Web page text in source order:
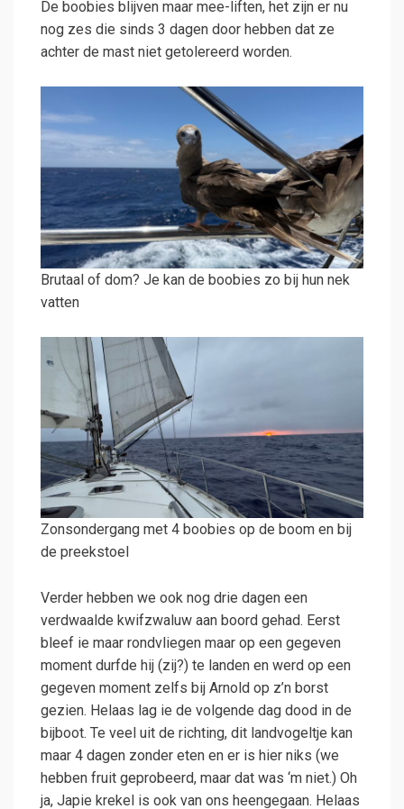
De boobies blijven maar mee-liften, het zijn er nu
nog zes die sinds 3 dagen door hebben dat ze
achter de mast niet getolereerd worden.
Brutaal of dom? Je kan de boobies zo bij hun nek
vatten
Zonsondergang met 4 boobies op de boom en bij
de preekstoel
Verder hebben we ook nog drie dagen een
verdwaalde kwifzwaluw aan boord gehad. Eerst
bleef ie maar rondvliegen maar op een gegeven
moment durfde hij (zij?) te landen en werd op een
gegeven moment zelfs bij Arnold op z’n borst
gezien. Helaas lag ie de volgende dag dood in de
bijboot. Te veel uit de richting, dit landvogeltje kan
maar 4 dagen zonder eten en er is hier niks (we
hebben fruit geprobeerd, maar dat was ‘m niet.) Oh
ja, Japie krekel is ook van ons heengegaan. Helaas